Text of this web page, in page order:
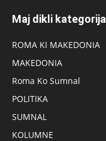
Maj dikli kategorija
ROMA KI MAKEDONIA
MAKEDONIA
Roma Ko Sumnal
POLITIKA
SUMNAL
KOLUMNE